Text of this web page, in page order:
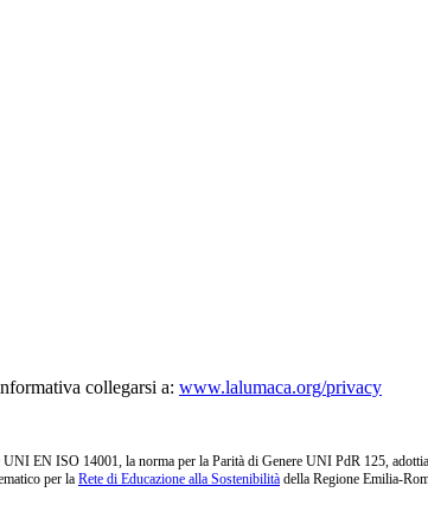
collegarsi a: www.lalumaca.org/privacy
EN ISO 14001, la norma per la Parità di Genere UNI PdR 125,
per la Rete di Educazione alla Sostenibilità della Regione Emilia-